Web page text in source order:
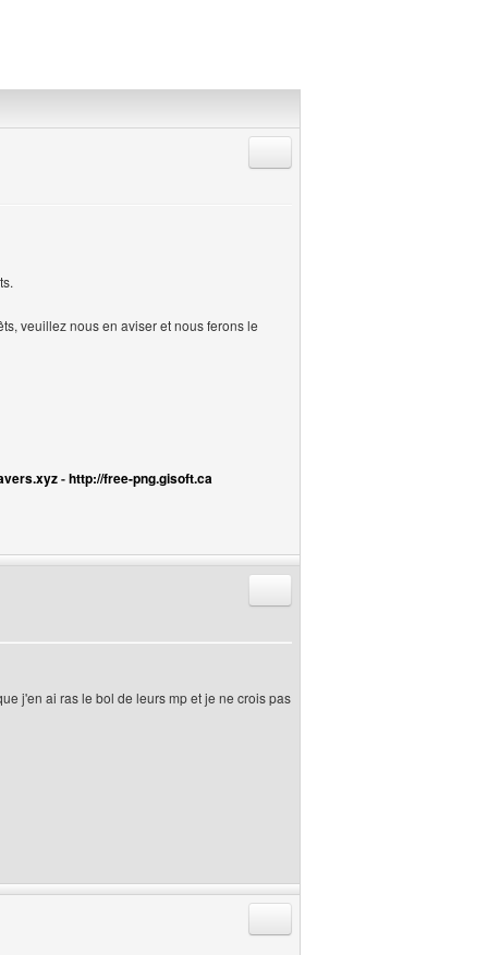
veuillez nous en aviser et nous ferons le
-http://free-png.gisoft.ca
j'en ai ras le bol de leurs mp et je ne crois pas